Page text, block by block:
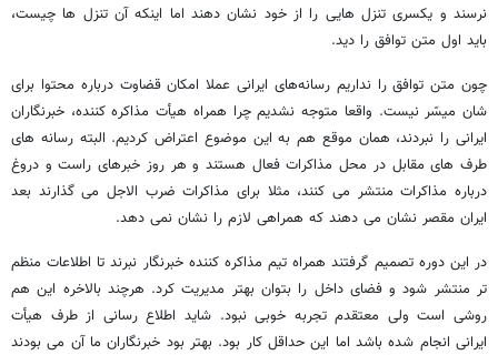
نرسند و یکسری تنزل هایی را از خود نشان دهند اما اینکه آن تنزل ها چیست،
باید اول متن توافق را دید.
چون متن توافق را نداریم رسانه‌های ایرانی عملا امکان قضاوت درباره محتوا برای
شان میسّر نیست. واقعا متوجه نشدیم چرا همراه هیأت مذاکره کننده، خبرنگاران
ایرانی را نبردند، همان موقع هم به این موضوع اعتراض کردیم. البته رسانه های
طرف های مقابل در محل مذاکرات فعال هستند و هر روز خبرهای راست و دروغ
درباره مذاکرات منتشر می کنند، مثلا برای مذاکرات ضرب الاجل می گذارند بعد
ایران مقصر نشان می دهند که همراهی لازم را نشان نمی دهد.
در این دوره تصمیم گرفتند همراه تیم مذاکره کننده خبرنگار نبرند تا اطلاعات منظم
تر منتشر شود و فضای داخل را بتوان بهتر مدیریت کرد. هرچند بالاخره این هم
روشی است ولی معتقدم تجربه خوبی نبود. شاید اطلاع رسانی از طرف هیأت
ایرانی انجام شده باشد اما این حداقل کار بود. بهتر بود خبرنگاران ما آن می بودند